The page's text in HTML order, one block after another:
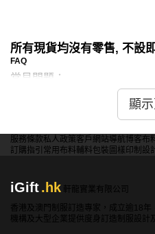
所有現貨均沒有零售, 不設
FAQ
常見問題：
問：現貨田徑服是否有速乾
答：是的，iGift提供的現貨
技速乾材料製作，能迅速排
問：現貨運動套裝是否有多種
答：是的，iGift的現貨運動套
足不同年齡和體型的需求，適
顯
服務條款私人政策客戶 網站導航博客布
訂購指引 常用布料輔料包裝 圖樣印制 設
iGift.hk
軒龍實業有限公司
香港及澳門制服訂造專家，成立逾18年
機構及大型企業提供度身訂造制服設計